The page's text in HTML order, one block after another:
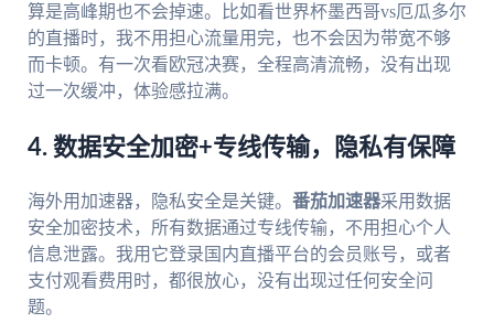
算是高峰期也不会掉速。比如看世界杯墨西哥vs厄瓜多尔
的直播时，我不用担心流量用完，也不会因为带宽不够
而卡顿。有一次看欧冠决赛，全程高清流畅，没有出现
过一次缓冲，体验感拉满。
4. 数据安全加密+专线传输，隐私有保障
海外用加速器，隐私安全是关键。 番茄加速器采用数据
安全加密技术，所有数据通过专线传输，不用担心个人
信息泄露。我用它登录国内直播平台的会员账号，或者
支付观看费用时，都很放心，没有出现过任何安全问
题。